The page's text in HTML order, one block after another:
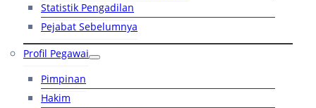
Statistik Pengadilan
Pejabat Sebelumnya
Profil Pegawai
Pimpinan
Hakim